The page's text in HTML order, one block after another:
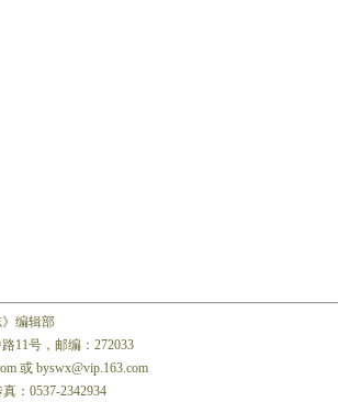
》编辑部
11号，邮编：272033
或 byswx@vip.163.com
：0537-2342934